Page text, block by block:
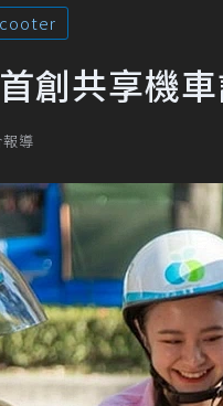
創共享機
導